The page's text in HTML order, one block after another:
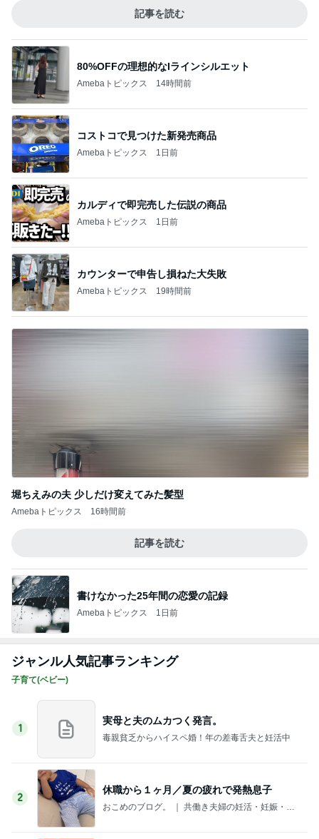
記事を読む
80%OFFの理想的なIラインシルエット
Amebaトピックス 14時間前
コストコで見つけた新発売商品
Amebaトピックス 1日前
カルディで即完売した伝説の商品
Amebaトピックス 1日前
カウンターで申告し損ねた大失敗
Amebaトピックス 19時間前
堀ちえみの夫 少しだけ変えてみた髪型
Amebaトピックス 16時間前
記事を読む
書けなかった25年間の恋愛の記録
Amebaトピックス 1日前
ジャンル人気記事ランキング
子育て(ベビー)
1
実母と夫のムカつく発言。
毒親貧乏からハイスペ婚！年の差毒舌夫と妊活中
2
休職から１ヶ月／夏の疲れで発熱息子
おこめのブログ。 ｜ 共働き夫婦の妊活・妊娠・子